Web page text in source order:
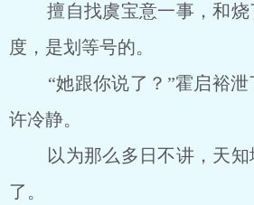
擅自找虞宝意一事，和烧
度，是划等号的。
“她跟你说了？”霍启裕泄
许冷静。
以为那么多日不讲，天知
了。